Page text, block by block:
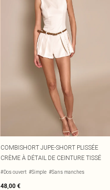
COMBISHORT JUPE-SHORT PLISSÉE
CRÈME À DÉTAIL DE CEINTURE TISSÉ
#Dos ouvert #Simple #Sans manches
48,00 €